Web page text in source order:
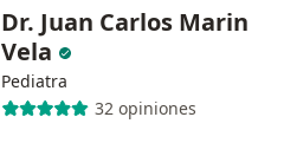
Dr. Juan Carlos Marin
Vela
Pediatra
32 opiniones